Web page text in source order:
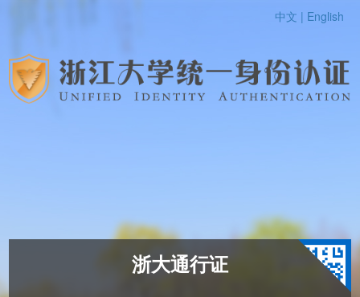
中文 | English
浙大通行证